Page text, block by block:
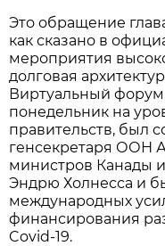
Это обращение
как сказано в
мероприятия
долговая
Виртуальный
понедельник на
правительств, был
генсекретаря ООН
министров Канады
Эндрю Холнесса и
международных
финансирования
Covid-19.